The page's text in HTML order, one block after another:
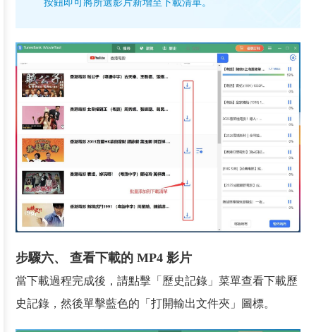
按鈕即可將所選影片新增至下載清單。
步驟六、 查看下載的 MP4 影片
當下載過程完成後，請點擊「歷史記錄」菜單查看下載歷
史記錄，然後單擊藍色的「打開輸出文件夾」圖標。